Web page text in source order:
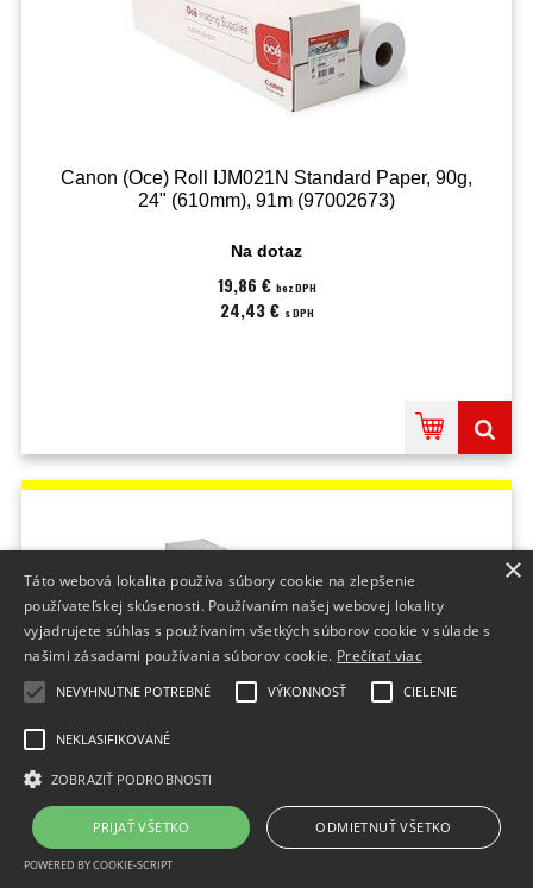
Canon (Oce) Roll IJM021N Standard Paper, 90g,
24" (610mm), 91m (97002673)
Na dotaz
19,86 € bez DPH
24,43 € s DPH
HP Q8004A Universal Bond Paper 80g/m2,
A1/594mmx 91.4m (Q8004A)
na sklade
19,97 €
×
Táto webová lokalita používa súbory cookie na zlepšenie
používateľskej skúsenosti. Používaním našej webovej lokality
vyjadrujete súhlas s používaním všetkých súborov cookie v súlade s
našimi zásadami používania súborov cookie. Prečítať viac
NEVYHNUTNE POTREBNÉ VÝKONNOSŤ CIELENIE
NEKLASIFIKOVANÉ
ZOBRAZIŤ PODROBNOSTI
PRIJAŤ VŠETKO ODMIETNUŤ VŠETKO
POWERED BY COOKIE-SCRIPT